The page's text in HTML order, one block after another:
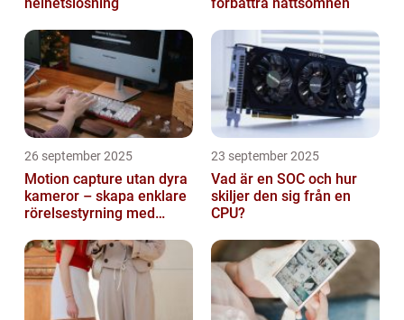
26 september 2025
Motion capture utan dyra
kameror – skapa enklare
rörelsestyrning med
23 september 2025
Vad är en SOC och hur
skiljer den sig från en
CPU?